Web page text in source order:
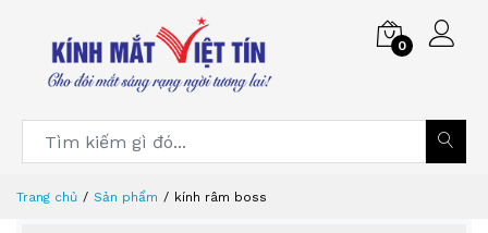
0
Trang chủ Sản phẩm kính râm boss